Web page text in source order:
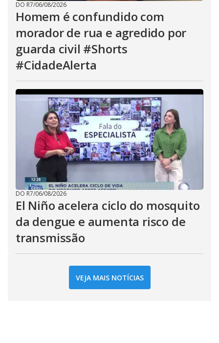
DO R7/06/08/2026
Homem é confundido com
morador de rua e agredido por
guarda civil #Shorts
#CidadeAlerta
DO R7/06/08/2026
El Niño acelera ciclo do mosquito
da dengue e aumenta risco de
transmissão
VEJA MAIS NOTÍCIAS